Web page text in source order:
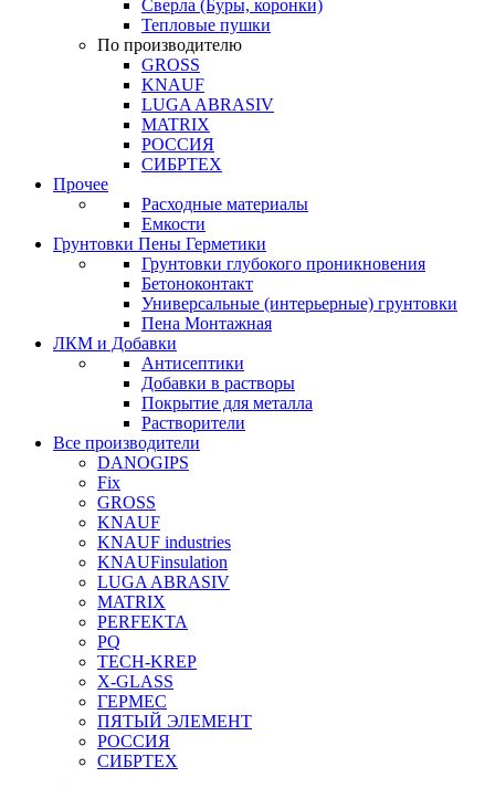
Сверла (Буры, коронки)
Тепловые пушки
По производителю
GROSS
KNAUF
LUGA ABRASIV
MATRIX
РОССИЯ
СИБРТЕХ
Прочее
Расходные материалы
Емкости
Грунтовки Пены Герметики
Грунтовки глубокого проникновения
Бетоноконтакт
Универсальные (интерьерные) грунтовки
Пена Монтажная
ЛКМ и Добавки
Антисептики
Добавки в растворы
Покрытие для металла
Растворители
Все производители
DANOGIPS
Fix
GROSS
KNAUF
KNAUF industries
KNAUFinsulation
LUGA ABRASIV
MATRIX
PERFEKTA
PQ
TECH-KREP
X-GLASS
ГЕРМЕС
ПЯТЫЙ ЭЛЕМЕНТ
РОССИЯ
СИБРТЕХ